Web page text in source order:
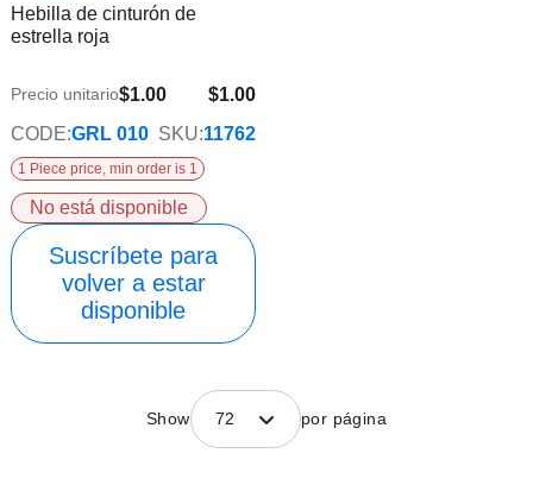
Info
deseos
Hebilla de cinturón de
estrella roja
$1.00
Precio unitario$1.00
CODE:GRL 010 SKU:11762
1 Piece price, min order is 1
No está disponible
Suscríbete para
volver a estar
disponible
Show 72 por página